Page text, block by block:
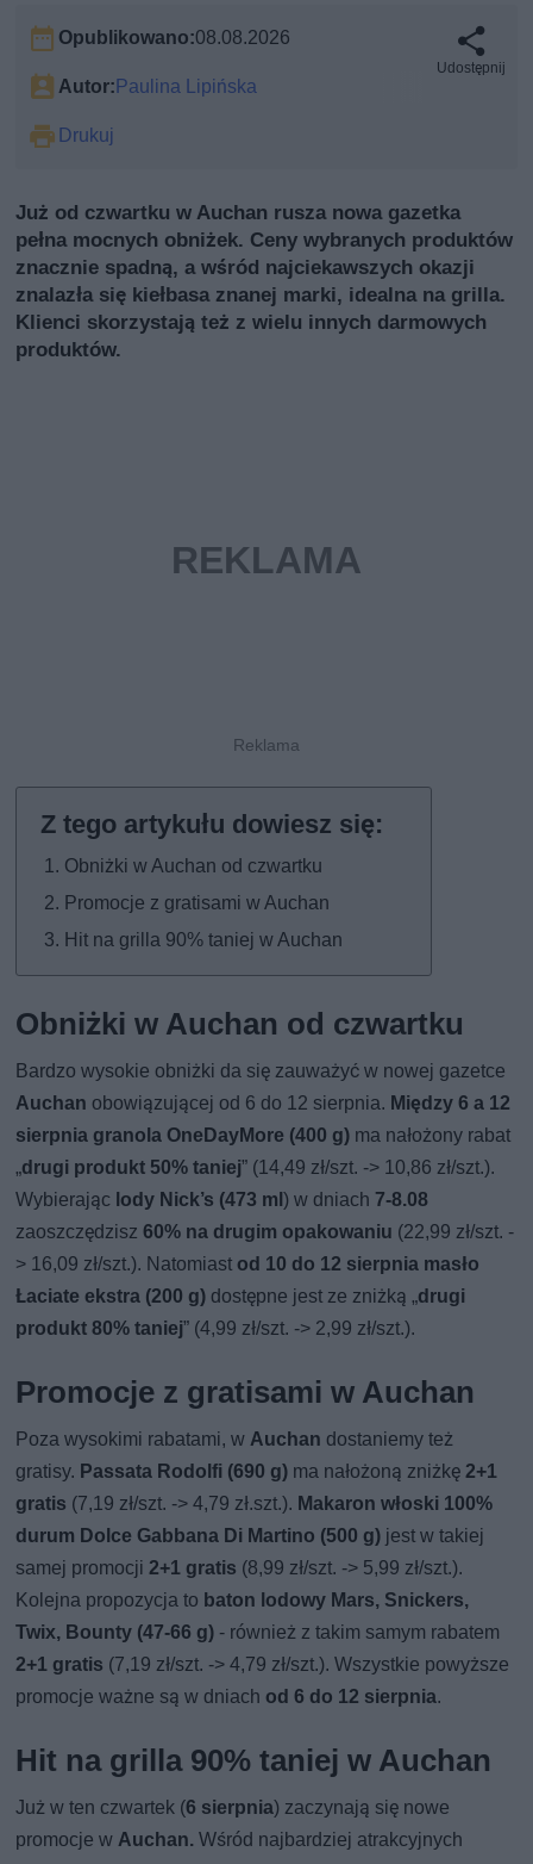
Opublikowano:08.08.2026
Autor: Paulina Lipińska
Drukuj
Udostępnij
Już od czwartku w Auchan rusza nowa gazetka
pełna mocnych obniżek. Ceny wybranych produktów
znacznie spadną, a wśród najciekawszych okazji
znalazła się kiełbasa znanej marki, idealna na grilla.
Klienci skorzystają też z wielu innych darmowych
produktów.
Obniżki w Auchan od czwartku
Promocje z gratisami w Auchan
Hit na grilla 90% taniej w Auchan
Obniżki w Auchan od czwartku
Bardzo wysokie obniżki da się zauważyć w nowej gazetce
Auchan obowiązującej od 6 do 12 sierpnia. Między 6 a 12
sierpnia granola OneDayMore (400 g) ma nałożony rabat
„drugi produkt 50% taniej” (14,49 zł/szt. -> 10,86 zł/szt.).
Wybierając lody Nick’s (473 ml) w dniach 7-8.08
zaoszczędzisz60% na drugim opakowaniu (22,99 zł/szt. -
> 16,09 zł/szt.). Natomiast od 10 do 12 sierpnia masło
Łaciate ekstra (200 g) dostępne jest ze zniżką „drugi
produkt 80% taniej” (4,99 zł/szt. -> 2,99 zł/szt.).
Promocje z gratisami w Auchan
Poza wysokimi rabatami, wAuchan dostaniemy też
gratisy. Passata Rodolfi (690 g) ma nałożoną zniżkę2+1
gratis (7,19 zł/szt. -> 4,79 zł.szt.). Makaron włoski 100%
durum Dolce Gabbana Di Martino (500 g) jest w takiej
samej promocji2+1 gratis (8,99 zł/szt. -> 5,99 zł/szt.).
Kolejna propozycja to baton lodowy Mars, Snickers,
Twix, Bounty (47-66 g) - również z takim samym rabatem
2+1 gratis (7,19 zł/szt. -> 4,79 zł/szt.). Wszystkie powyższe
promocje ważne są w dniach od 6 do 12 sierpnia.
Hit na grilla 90% taniej w Auchan
Już w ten czwartek (6 sierpnia) zaczynają się nowe
promocje wAuchan. Wśród najbardziej atrakcyjnych